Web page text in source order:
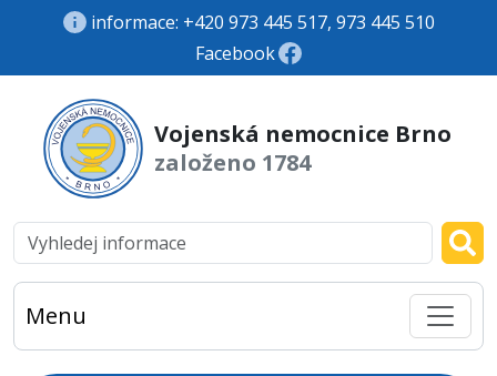
informace: +420 973 445 517, 973 445 510
Facebook
Vojenská nemocnice Brno
založeno 1784
Menu